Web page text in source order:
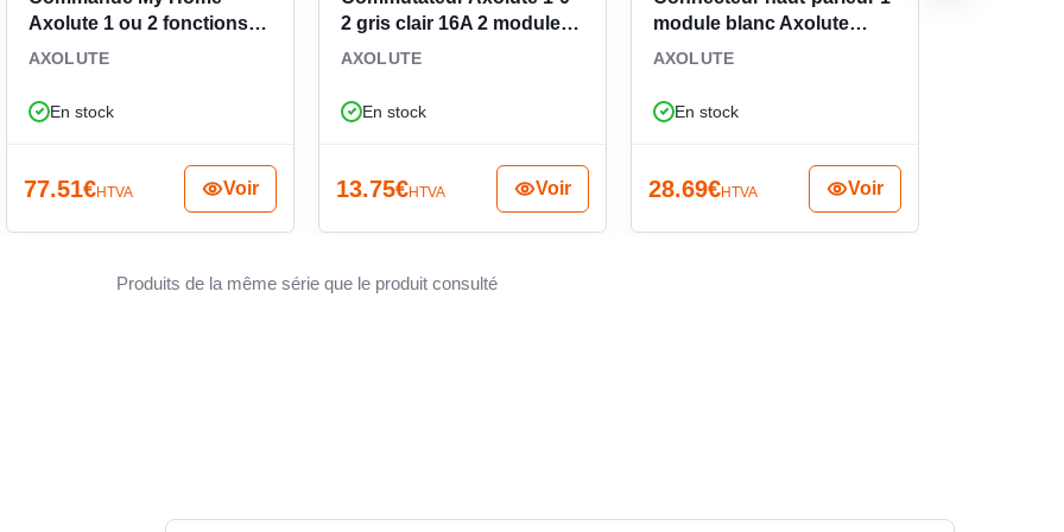
Axolute. Pour éviter toute confusion
Axolute en conservant une intégration
Axolute 1 ou 2 fonctions
H4652/2
AXOLUTE
En stock
77.51€HTVA Voir
2 gris clair 16A 2 modules
HC4027/2
AXOLUTE
En stock
13.75€HTVA Voir
module blanc Axolute
HD4294
AXOLUTE
En stock
28.69€HTVA Voir
Produits de la même série que le produit consulté